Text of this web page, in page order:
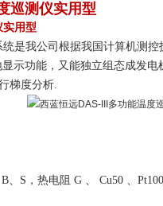
巡测仪实用型
用型
是我公司根据我国计算机测
示功能，又能独立组态成发
梯度分析.
S，热电阻 G 、 Cu50 、